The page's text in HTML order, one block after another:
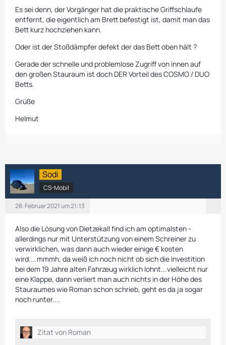
Es sei denn, der Vorgänger hat die praktische Griffschlaufe
entfernt, die eigentlich am Brett befestigt ist, damit man das
Bett kurz hochziehen kann.
Oder ist der Stoßdämpfer defekt der das Bett oben hält ?
Gerade der schnelle und problemlose Zugriff von innen auf
den großen Stauraum ist doch DER Vorteil des COSMO / DUO
Betts.
Grüße
Helmut
Sodi
CS-Mobil
28. Februar 2021 um 21:13
Also die Lösung von Dietzekall find ich am optimalsten -
allerdings nur mit Unterstützung von einem Schreiner zu
verwirklichen, was dann auch wieder einige € kosten
wird....mmmh, da weiß ich noch nicht ob sich die Investition
bei dem 19 Jahre alten Fahrzeug wirklich lohnt...vielleicht nur
eine Klappe, dann verliert man auch nichts in der Höhe des
Stauraumes wie Roman schon schrieb, geht es da ja sogar
noch runter....
Zitat von Roman